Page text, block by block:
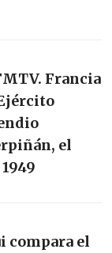
Francia
el
compara el